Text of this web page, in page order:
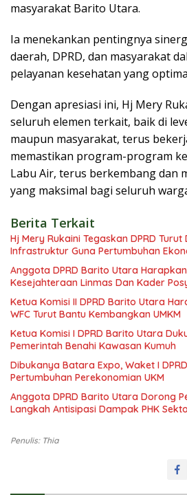
masyarakat Barito Utara.
Ia menekankan pentingnya
daerah, DPRD, dan masyarakat
pelayanan kesehatan yang
Dengan apresiasi ini, Hj Mery
seluruh elemen terkait, baik di
maupun masyarakat, terus
memastikan program-program
Labu Air, terus berkembang dan
yang maksimal bagi seluruh
Berita Terkait
Hj Mery Rukaini Tegaskan DPRD
Infrastruktur Guna Pertumbuhan
Anggota DPRD Barito Utara
Kesejahteraan Linmas Dan Kader
Ketua Komisi II DPRD Barito Utara
WFC Turut Bantu Kembangkan UMKM
Ketua Komisi I DPRD Barito Utara
Pemerintah Benahi Kawasan Kumuh
Dibukanya Batara Expo, Waket I
Pertumbuhan Perekonomian UKM
Anggota DPRD Barito Utara Dorong
Langkah Antisipasi Dampak PHK
Penulis: Thia